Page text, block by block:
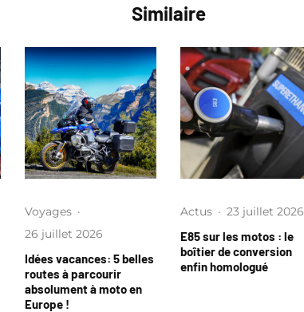
Similaire
Voyages ·
26 juillet 2026
Idées vacances: 5 belles
routes à parcourir
absolument à moto en
Europe !
Actus · 23 juillet 2026
E85 sur les motos : le
boîtier de conversion
enfin homologué